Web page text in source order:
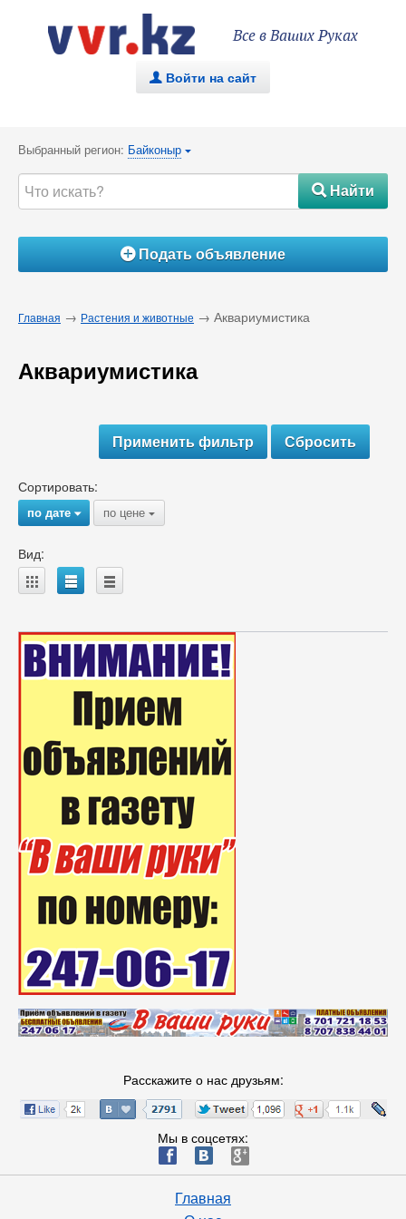
Все в Ваших Руках
. Войти на сайт
Выбранный регион: Байконыр {
#Найти
ÁПодать объявление
Главная → Растения и животные → Аквариумистика
Аквариумистика
Сортировать:
по дате{ по цене {
Вид:
A B C
Расскажите о нас друзьям:
Мы в соцсетях:
ä æ è
Главная